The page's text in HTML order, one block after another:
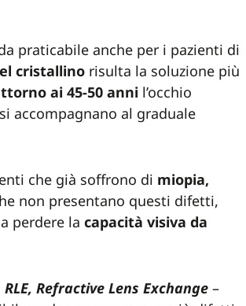
praticabile anche per i pazienti di
cristallino risulta la soluzione più
ai 45-50 anni l’occhio
accompagnano al graduale
che già soffrono di miopia,
non presentano questi difetti,
perdere la capacità visiva da
RLE, Refractive Lens Exchange –